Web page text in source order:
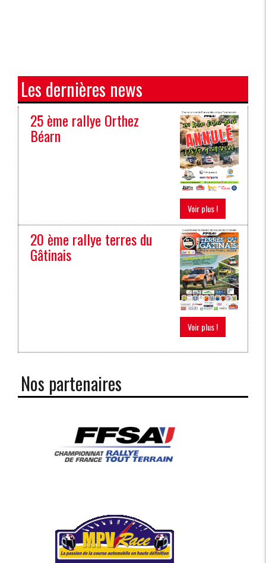
Les dernières news
25 ème rallye Orthez
Béarn
Voir plus !
20 ème rallye terres du
Gâtinais
Voir plus !
Nos partenaires